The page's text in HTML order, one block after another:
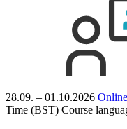
28.09. – 01.10.2026
Time (BST) Course